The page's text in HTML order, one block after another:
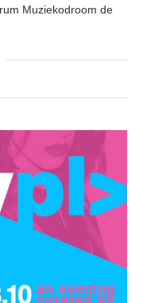
Muziekodroom de